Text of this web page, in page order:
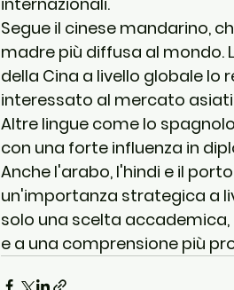
Segue il cinese mandarino,
madre più diffusa al mondo.
della Cina a livello globale lo
interessato al mercato
Altre lingue come lo spagnolo
con una forte influenza in
Anche l'arabo, l'hindi e il
un'importanza strategica a
solo una scelta
e a una comprensione più